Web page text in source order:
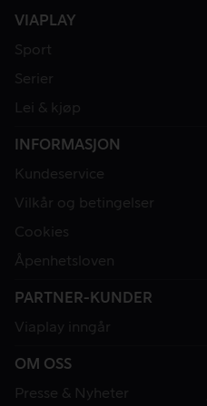
VIAPLAY
Sport
Serier
Lei & kjøp
INFORMASJON
Kundeservice
Vilkår og betingelser
Cookies
Åpenhetsloven
PARTNER-KUNDER
Viaplay inngår
OM OSS
Presse & Nyheter